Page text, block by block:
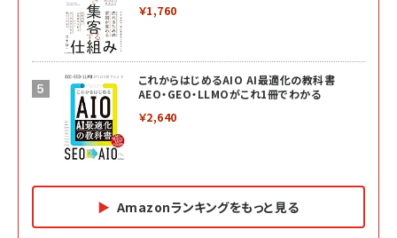
￥1,760
これからはじめるAIO AI最適化の教科書
AEO・GEO・LLMOがこれ1冊でわかる
￥2,640
Amazonランキングをもっと見る